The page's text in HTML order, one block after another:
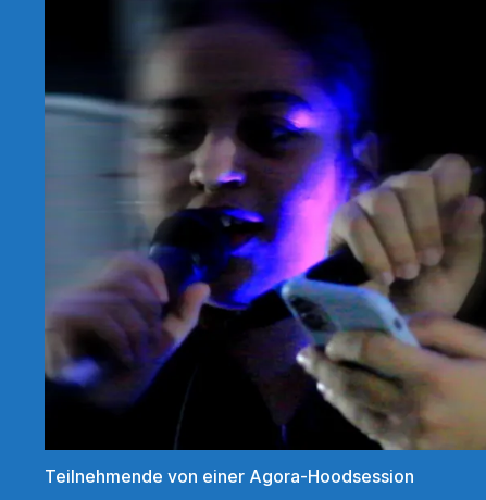
Teilnehmende von einer Agora-Hoodsession